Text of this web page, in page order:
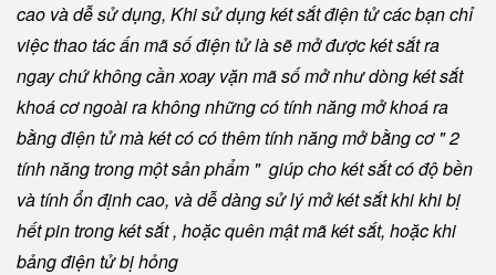
cao và dễ sử dụng, Khi sử dụng két sắt điện tử các bạn chỉ
việc thao tác ấn mã số điện tử là sẽ mở được két sắt ra
ngay chứ không cần xoay vặn mã số mở như dòng két sắt
khoá cơ ngoài ra không những có tính năng mở khoá ra
bằng điện tử mà két có có thêm tính năng mở bằng cơ " 2
tính năng trong một sản phẩm " giúp cho két sắt có độ bền
và tính ổn định cao, và dễ dàng sử lý mở két sắt khi khi bị
hết pin trong két sắt , hoặc quên mật mã két sắt, hoặc khi
bảng điện tử bị hỏng